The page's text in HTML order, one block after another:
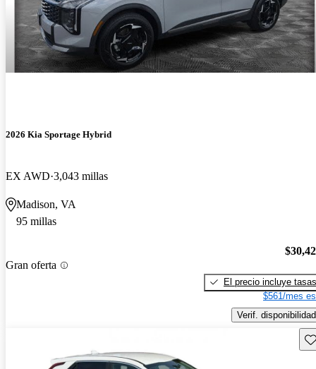
2026 Kia Sportage Hybrid
EX AWD 3,043 millas
Madison, VA
95 millas
Gran oferta
El precio incluye tasas
$561/mes
Verif. disponibilidad